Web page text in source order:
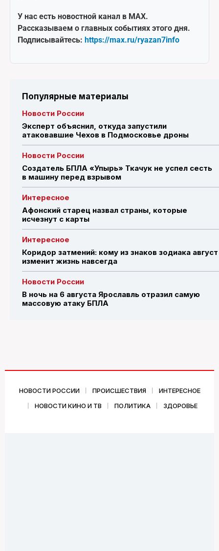
У нас есть новостной канал в MAX.
Рассказываем о главных событиях этого дня.
Подписывайтесь: https://max.ru/ryazan7info
Популярные материалы
Новости России
Эксперт объяснил, откуда запустили
атаковавшие Чехов в Подмосковье дроны
Новости России
Создатель БПЛА «Упырь» Ткачук не успел сесть
в машину перед взрывом
Интересное
Афонский старец назвал страны, которые
исчезнут с карты
Интересное
Коридор затмений: кому из знаков зодиака август
изменит жизнь навсегда
Новости России
В ночь на 6 августа Ярославль отразил самую
массовую атаку БПЛА
НОВОСТИ РОССИИ ПРОИСШЕСТВИЯ
ИНТЕРЕСНОЕ
НОВОСТИ КИНО И ТВ
ПОЛИТИКА ЗДОРОВЬЕ